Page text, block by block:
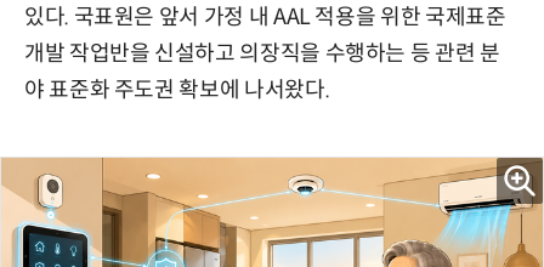
있다. 국표원은 앞서 가정 내 AAL 적용을 위한 국제표준
개발 작업반을 신설하고 의장직을 수행하는 등 관련 분
야 표준화 주도권 확보에 나서왔다.